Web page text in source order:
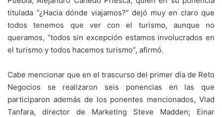
titulada “¿Hacia dónde viajamos?” dejó muy en claro que
todos tenemos que ver con el turismo, aunque no
queramos, “todos sin excepción estamos involucrados en
el turismo y todos hacemos turismo”, afirmó.
Cabe mencionar que en el trascurso del primer día de Reto
Negocios se realizaron seis ponencias en las que
participaron además de los ponentes mencionados, Vlad
Tanfara, director de Marketing Steve Madden; Einar